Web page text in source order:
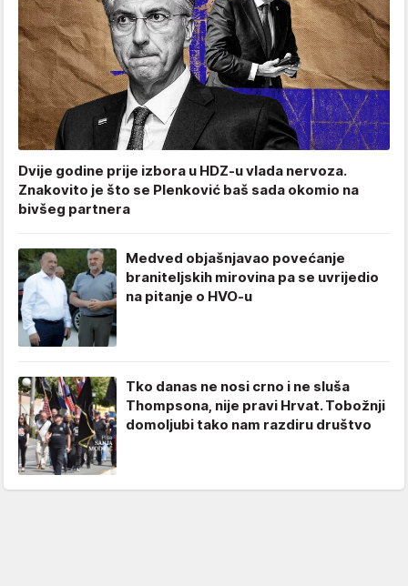
Dvije godine prije izbora u HDZ-u vlada nervoza.
Znakovito je što se Plenković baš sada okomio na
bivšeg partnera
Medved objašnjavao povećanje
braniteljskih mirovina pa se uvrijedio
na pitanje o HVO-u
Tko danas ne nosi crno i ne sluša
Thompsona, nije pravi Hrvat. Tobožnji
domoljubi tako nam razdiru društvo